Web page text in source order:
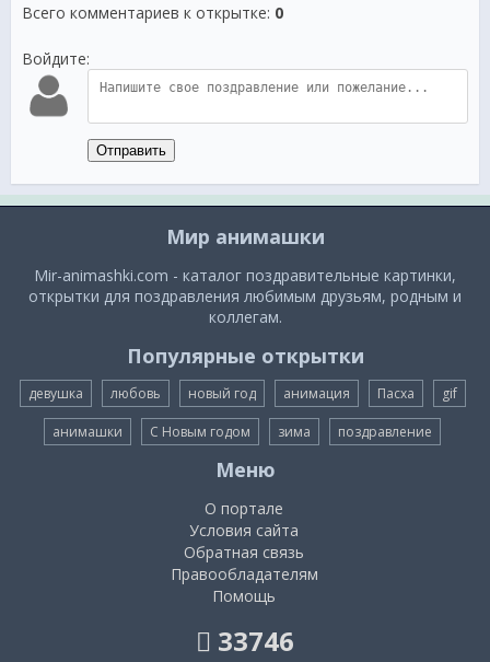
Всего комментариев к открытке: 0
Войдите:
Отправить
Мир анимашки
Mir-animashki.com - каталог поздравительные картинки,
открытки для поздравления любимым друзьям, родным и
коллегам.
Популярные открытки
девушка любовь новый год анимация Пасха gif
анимашки С Новым годом зима поздравление
Меню
О портале
Условия сайта
Обратная связь
Правообладателям
Помощь
33746